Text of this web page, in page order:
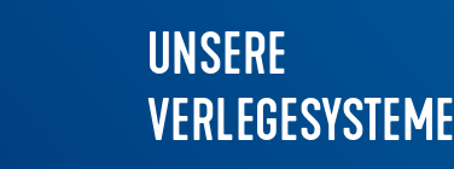
UNSERE
VERLEGESYSTEME